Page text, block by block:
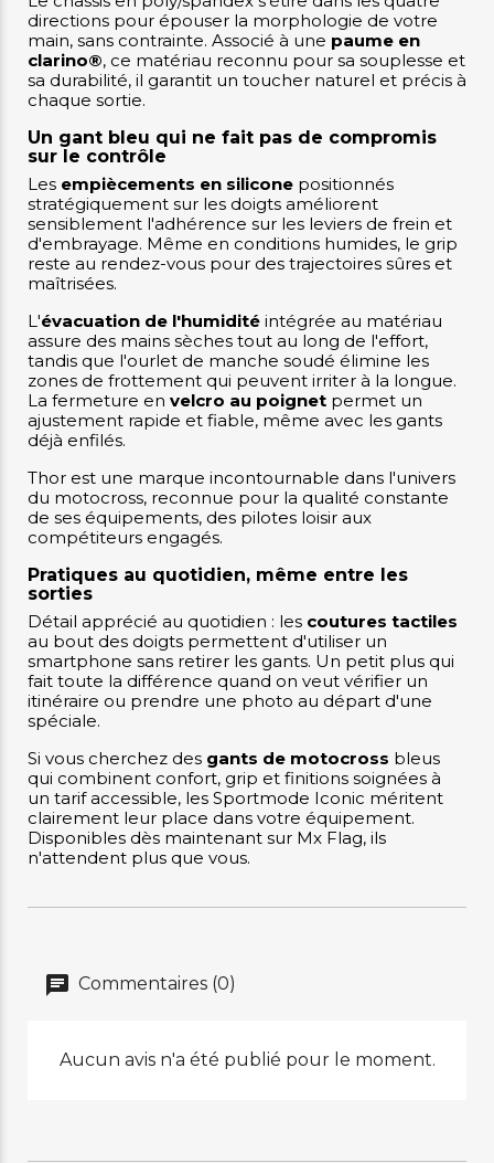
directions pour épouser la morphologie de votre
main, sans contrainte. Associé à une paume en
clarino®, ce matériau reconnu pour sa souplesse et
sa durabilité, il garantit un toucher naturel et précis à
chaque sortie.
Un gant bleu qui ne fait pas de compromis
sur le contrôle
Les empiècements en silicone positionnés
stratégiquement sur les doigts améliorent
sensiblement l'adhérence sur les leviers de frein et
d'embrayage. Même en conditions humides, le grip
reste au rendez-vous pour des trajectoires sûres et
maîtrisées.
L'évacuation de l'humidité intégrée au matériau
assure des mains sèches tout au long de l'effort,
tandis que l'ourlet de manche soudé élimine les
zones de frottement qui peuvent irriter à la longue.
La fermeture en velcro au poignet permet un
ajustement rapide et fiable, même avec les gants
déjà enfilés.
Thor est une marque incontournable dans l'univers
du motocross, reconnue pour la qualité constante
de ses équipements, des pilotes loisir aux
compétiteurs engagés.
Pratiques au quotidien, même entre les
sorties
Détail apprécié au quotidien : les coutures tactiles
au bout des doigts permettent d'utiliser un
smartphone sans retirer les gants. Un petit plus qui
fait toute la différence quand on veut vérifier un
itinéraire ou prendre une photo au départ d'une
spéciale.
Si vous cherchez des gants de motocross bleus
qui combinent confort, grip et finitions soignées à
un tarif accessible, les Sportmode Iconic méritent
clairement leur place dans votre équipement.
Disponibles dès maintenant sur Mx Flag, ils
n'attendent plus que vous.
Commentaires (0)
Aucun avis n'a été publié pour le moment.